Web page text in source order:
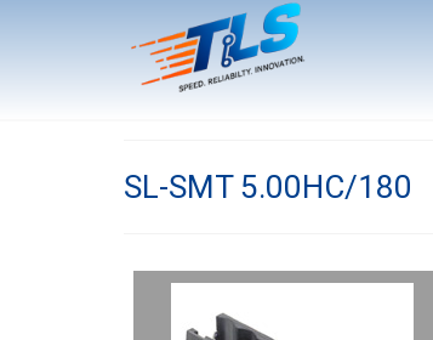
SL-SMT 5.00HC/180